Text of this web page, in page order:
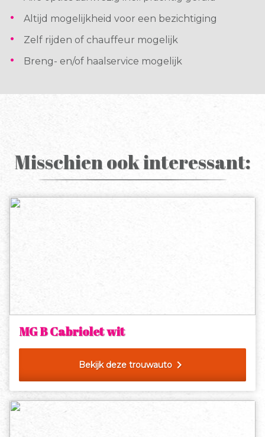
Altijd mogelijkheid voor een bezichtiging
Zelf rijden of chauffeur mogelijk
Breng- en/of haalservice mogelijk
Misschien ook interessant:
MG B Cabriolet wit
Bekijk deze trouwauto chevron_right